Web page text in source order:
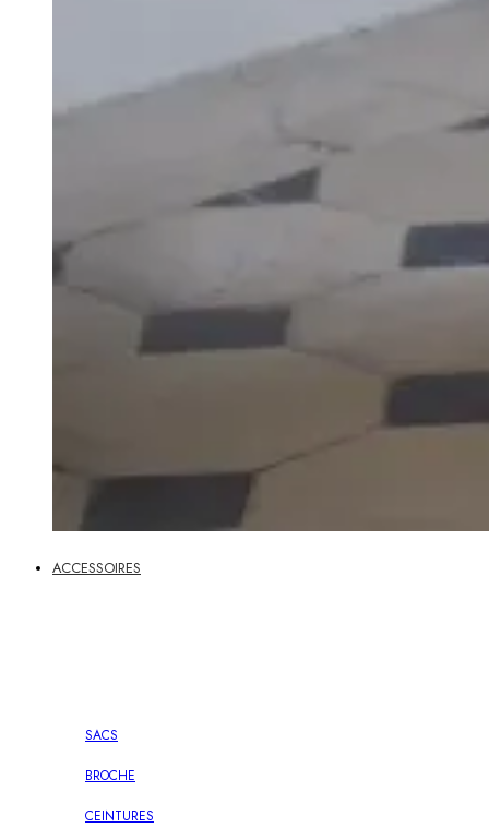
ACCESSOIRES
SACS
BROCHE
CEINTURES